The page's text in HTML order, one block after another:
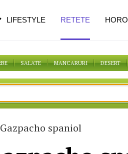
SALATE MANCARURI DESERT
spaniol
LIFESTYLE RETETE